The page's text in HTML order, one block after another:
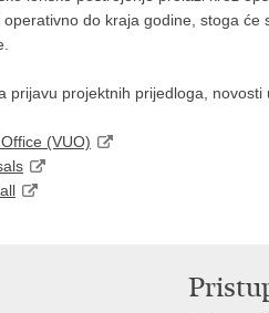
do kraja godine, stoga
prijavu projektnih prijedloga,
(VUO)